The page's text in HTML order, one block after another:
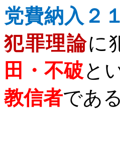
党費納入２
犯罪理論に
田・不破と
教信者である